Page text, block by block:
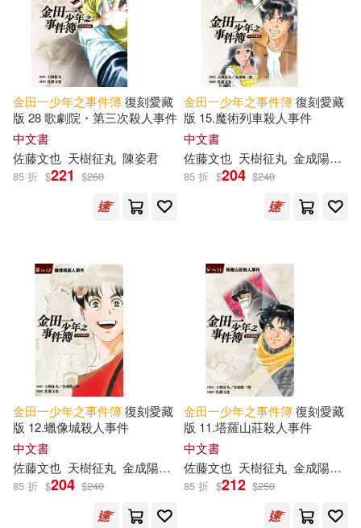
金田一少年之事件簿復刻愛藏
版 28 歌劇院・第三次殺人事件
中文書
佐藤文也 天樹征丸 陳姿君
85 折 $221 $260
金田一少年之事件簿復刻愛藏
版 15.魔術列車殺人事件
中文書
佐藤文也 天樹征丸 金成陽三郎
85 折 $204 $240
金田一少年之事件簿復刻愛藏
版 12.蠟像城殺人事件
中文書
佐藤文也 天樹征丸 金成陽三郎 陳姿君
85 折 $204 $240
金田一少年之事件簿復刻愛藏
版 11.塔羅山莊殺人事件
中文書
佐藤文也 天樹征丸 金成陽三郎
85 折 $212 $250